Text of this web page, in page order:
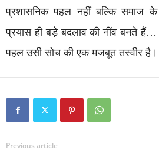
प्रशासनिक पहल नहीं बल्कि समाज
प्रयास ही बड़े बदलाव की नींव बनते हैं…
पहल उसी सोच की एक मजबूत तस्वीर है।
Previous article